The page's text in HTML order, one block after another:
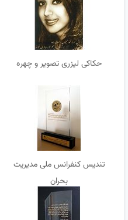
حکاکی لیزری تصویر و چهره
تندیس کنفرانس ملی مدیریت
بحران